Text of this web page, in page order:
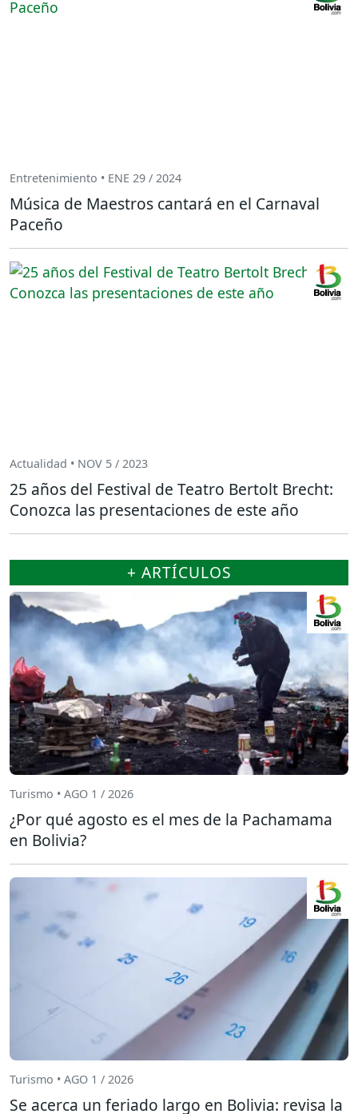
Entretenimiento • ENE 29 / 2024
Música de Maestros cantará en el Carnaval
Paceño
Actualidad • NOV 5 / 2023
25 años del Festival de Teatro Bertolt Brecht:
Conozca las presentaciones de este año
+ ARTÍCULOS
Turismo • AGO 1 / 2026
¿Por qué agosto es el mes de la Pachamama
en Bolivia?
Turismo • AGO 1 / 2026
Se acerca un feriado largo en Bolivia: revisa la